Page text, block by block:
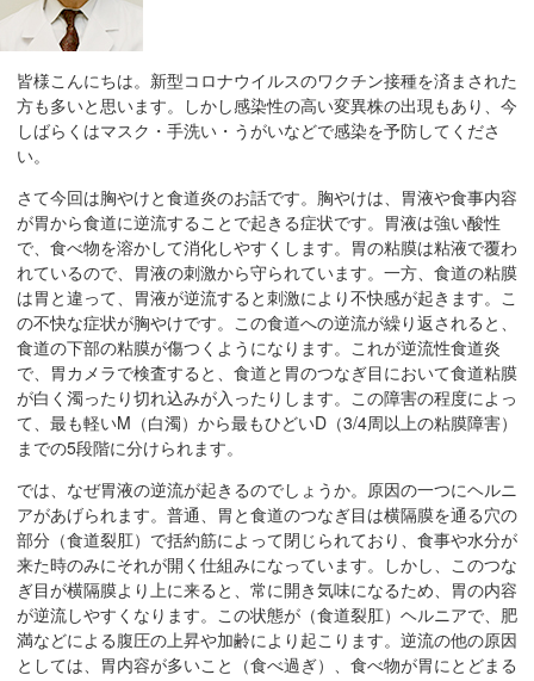
共
通
メ
ニ
ュ
ー
へ
移
動
し
ま
す
現
在
の
場
所
へ
移
動
し
ま
す
皆様こんにちは。新型コロナウイルスのワクチン接種を済まされた
方も多いと思います。しかし感染性の高い変異株の出現もあり、今
しばらくはマスク・手洗い・うがいなどで感染を予防してくださ
い。
さて今回は胸やけと食道炎のお話です。胸やけは、胃液や食事内容
が胃から食道に逆流することで起きる症状です。胃液は強い酸性
で、食べ物を溶かして消化しやすくします。胃の粘膜は粘液で覆わ
れているので、胃液の刺激から守られています。一方、食道の粘膜
は胃と違って、胃液が逆流すると刺激により不快感が起きます。こ
の不快な症状が胸やけです。この食道への逆流が繰り返されると、
食道の下部の粘膜が傷つくようになります。これが逆流性食道炎
で、胃カメラで検査すると、食道と胃のつなぎ目において食道粘膜
が白く濁ったり切れ込みが入ったりします。この障害の程度によっ
て、最も軽いM（白濁）から最もひどいD（3/4周以上の粘膜障害）
までの5段階に分けられます。
では、なぜ胃液の逆流が起きるのでしょうか。原因の一つにヘルニ
アがあげられます。普通、胃と食道のつなぎ目は横隔膜を通る穴の
部分（食道裂肛）で括約筋によって閉じられており、食事や水分が
来た時のみにそれが開く仕組みになっています。しかし、このつな
ぎ目が横隔膜より上に来ると、常に開き気味になるため、胃の内容
が逆流しやすくなります。この状態が（食道裂肛）ヘルニアで、肥
満などによる腹圧の上昇や加齢により起こります。逆流の他の原因
としては、胃内容が多いこと（食べ過ぎ）、食べ物が胃にとどまる